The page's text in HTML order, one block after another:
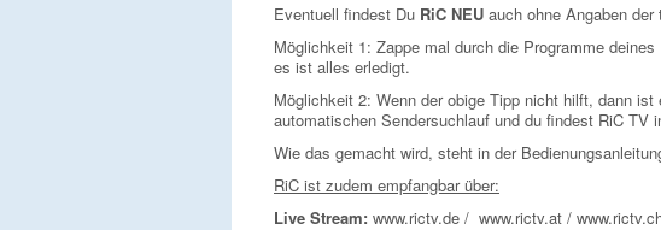
Eventuell findest Du RiC NEU auch ohne Angaben
Möglichkeit 1: Zappe mal durch die Programme
es ist alles erledigt.
Möglichkeit 2: Wenn der obige Tipp nicht hilft, dann
automatischen Sendersuchlauf und du findest RiC TV
Wie das gemacht wird, steht in der
RiC ist zudem empfangbar über:
Live Stream: www.rictv.de / www.rictv.at /